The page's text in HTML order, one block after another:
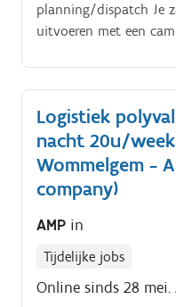
planning/dispatch Je
uitvoeren met een
Logistiek
nacht 20u/
Wommelgem -
company)
AMP in
Tijdelijke jobs
Online sinds 28 mei.